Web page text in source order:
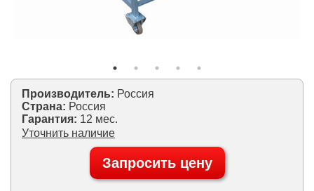
Производитель: Россия
Страна: Россия
Гарантия: 12 мес.
Уточнить наличие
Запросить цену